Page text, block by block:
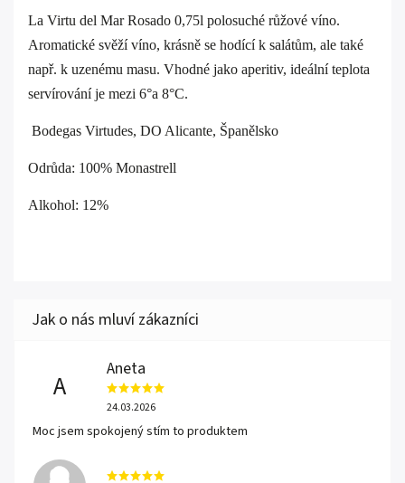
La Virtu del Mar Rosado 0,75l polosuché růžové víno.
Aromatické svěží víno, krásně se hodící k salátům, ale také
např. k uzenému masu. Vhodné jako aperitiv, ideální teplota
servírování je mezi 6°a 8°C.
Bodegas Virtudes, DO Alicante, Španělsko
Odrůda: 100% Monastrell
Alkohol: 12%
A
Aneta
24.03.2026
Moc jsem spokojený stím to produktem